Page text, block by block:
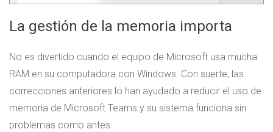
La gestión de la memoria importa
No es divertido cuando el equipo de Microsoft usa mucha
RAM en su computadora con Windows. Con suerte, las
correcciones anteriores lo han ayudado a reducir el uso de
memoria de Microsoft Teams y su sistema funciona sin
problemas como antes.